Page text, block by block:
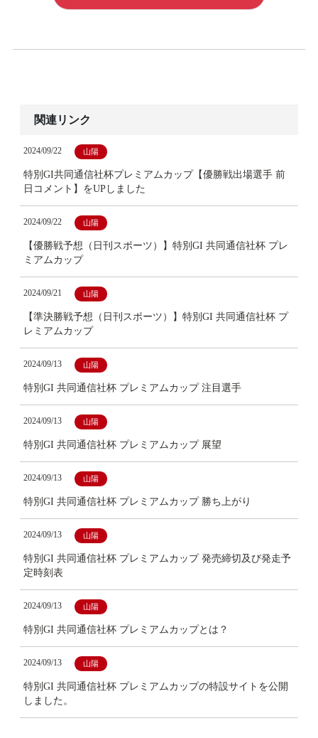
関連リンク
2024/09/22 山陽
特別GI共同通信社杯プレミアムカップ【優勝戦出場選手 前
日コメント】をUPしました
2024/09/22 山陽
【優勝戦予想（日刊スポーツ）】特別GI 共同通信社杯 プレ
ミアムカップ
2024/09/21 山陽
【準決勝戦予想（日刊スポーツ）】特別GI 共同通信社杯 プ
レミアムカップ
2024/09/13 山陽
特別GI 共同通信社杯 プレミアムカップ 注目選手
2024/09/13 山陽
特別GI 共同通信社杯 プレミアムカップ 展望
2024/09/13 山陽
特別GI 共同通信社杯 プレミアムカップ 勝ち上がり
2024/09/13 山陽
特別GI 共同通信社杯 プレミアムカップ 発売締切及び発走予
定時刻表
2024/09/13 山陽
特別GI 共同通信社杯 プレミアムカップとは？
2024/09/13 山陽
特別GI 共同通信社杯 プレミアムカップの特設サイトを公開
しました。